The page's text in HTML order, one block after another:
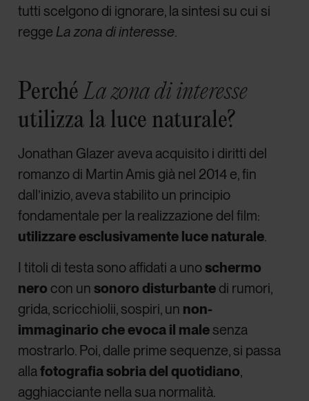
tutti scelgono di ignorare, la sintesi su cui si
regge La zona di interesse.
PerchéLa zona di interesse
utilizza la luce naturale?
Jonathan Glazer aveva acquisito i diritti del
romanzo di Martin Amis già nel 2014 e, fin
dall’inizio, aveva stabilito un principio
fondamentale per la realizzazione del film:
utilizzare esclusivamente luce naturale.
I titoli di testa sono affidati a unoschermo
nero con unsonoro disturbante di rumori,
grida, scricchiolii, sospiri, un non-
immaginario che evoca il male senza
mostrarlo. Poi, dalle prime sequenze, si passa
allafotografia sobria del quotidiano,
agghiacciante nella sua normalità.